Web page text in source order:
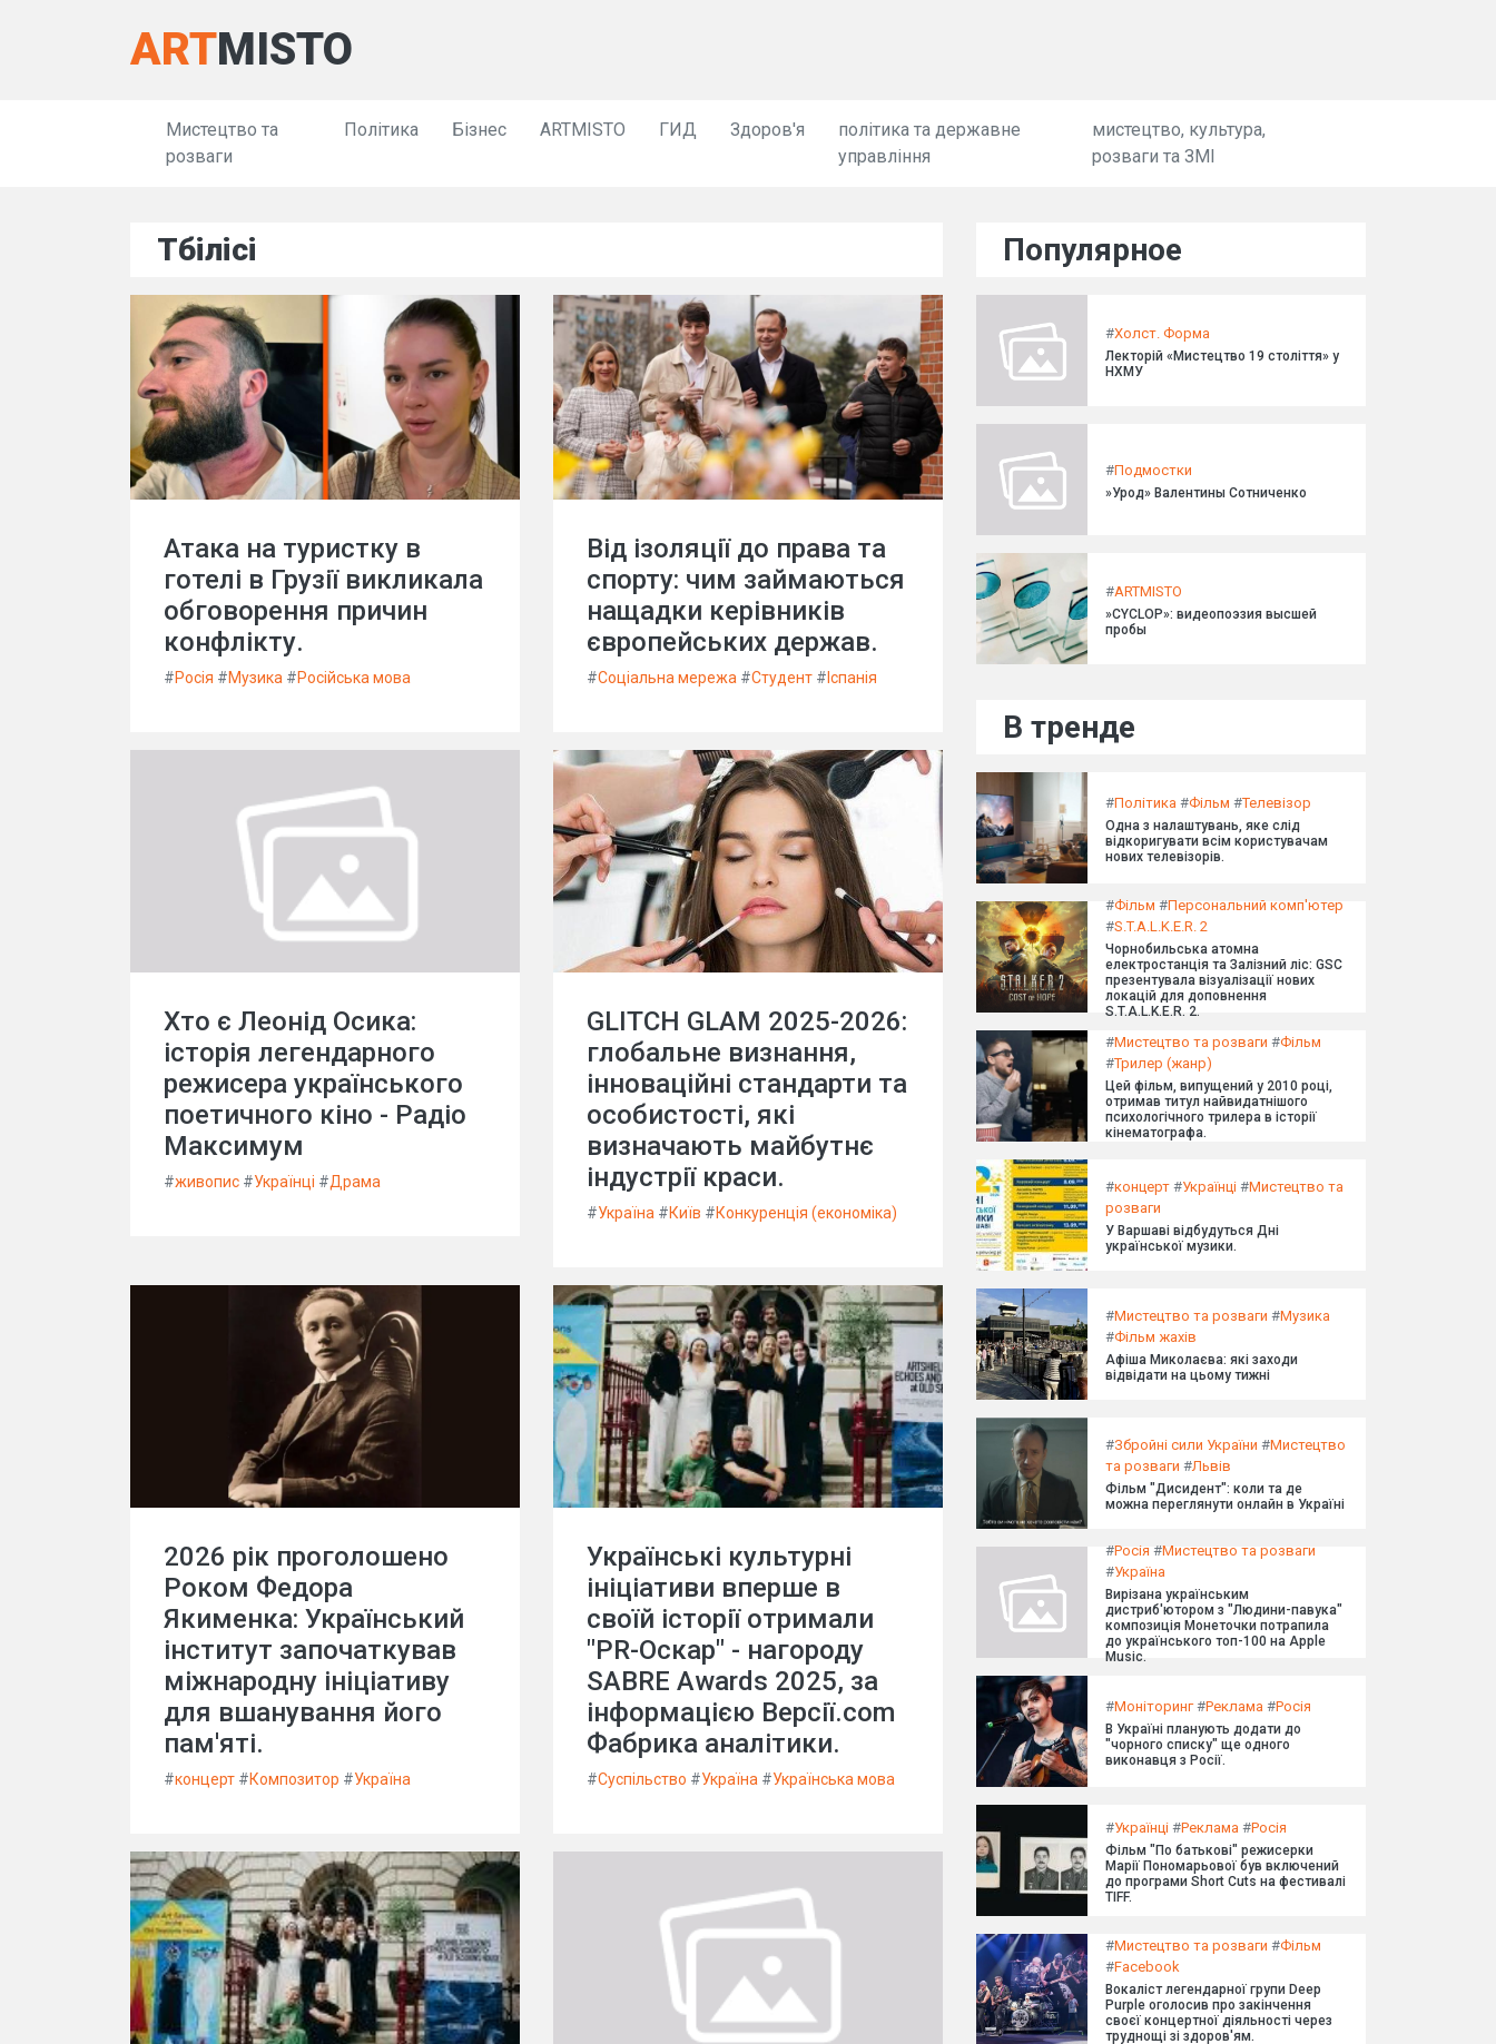
ARTMISTO
Мистецтво та
розваги
Політика Бізнес ARTMISTO ГИД Здоров'я
політика та державне
управління
мистецтво, культура,
розваги та ЗМІ
Тбілісі
Атака на туристку в
готелі в Грузії викликала
обговорення причин
конфлікту.
#Росія #Музика #Російська мова
Від ізоляції до права та
спорту: чим займаються
нащадки керівників
європейських держав.
#Соціальна мережа #Студент # Іспанія
Хто є Леонід Осика:
історія легендарного
режисера українського
поетичного кіно - Радіо
Максимум
#живопис #Українці #Драма
GLITCH GLAM 2025-2026:
глобальне визнання,
інноваційні стандарти та
особистості, які
визначають майбутнє
індустрії краси.
#Україна #Київ #Конкуренція (економіка)
2026 рік проголошено
Роком Федора
Якименка: Український
інститут започаткував
міжнародну ініціативу
для вшанування його
пам'яті.
#концерт #Композитор #Україна
Українські культурні
ініціативи вперше в
своїй історії отримали
"PR-Оскар" - нагороду
SABRE Awards 2025, за
інформацією Версії.com
Фабрика аналітики.
#Суспільство #Україна #Українська мова
Популярное
#Холст. Форма
Лекторій «Мистецтво 19 століття» у
НХМУ
#Подмостки
»Урод» Валентины Сотниченко
#ARTMISTO
»CYCLOP»: видеопоэзия высшей
пробы
В тренде
#Політика #Фільм #Телевізор
Одна з налаштувань, яке слід
відкоригувати всім користувачам
нових телевізорів.
#Фільм #Персональний комп'ютер
#S.T.A.L.K.E.R. 2
Чорнобильська атомна
електростанція та Залізний ліс: GSC
презентувала візуалізації нових
локацій для доповнення
S.T.A.L.K.E.R. 2.
#Мистецтво та розваги #Фільм
#Трилер (жанр)
Цей фільм, випущений у 2010 році,
отримав титул найвидатнішого
психологічного трилера в історії
кінематографа.
#концерт #Українці #Мистецтво та
розваги
У Варшаві відбудуться Дні
української музики.
#Мистецтво та розваги #Музика
#Фільм жахів
Афіша Миколаєва: які заходи
відвідати на цьому тижні
#Збройні сили України #Мистецтво
та розваги #Львів
Фільм "Дисидент": коли та де
можна переглянути онлайн в Україні
#Росія #Мистецтво та розваги
#Україна
Вирізана українським
дистриб'ютором з "Людини-павука"
композиція Монеточки потрапила
до українського топ-100 на Apple
Music.
#Моніторинг#Реклама #Росія
В Україні планують додати до
"чорного списку" ще одного
виконавця з Росії.
#Українці #Реклама #Росія
Фільм "По батькові" режисерки
Марії Пономарьової був включений
до програми Short Cuts на фестивалі
TIFF.
#Мистецтво та розваги #Фільм
#Facebook
Вокаліст легендарної групи Deep
Purple оголосив про закінчення
своєї концертної діяльності через
труднощі зі здоров'ям.